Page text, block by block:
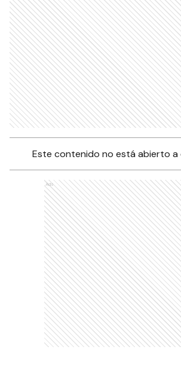
Este contenido no está abierto a
Ads